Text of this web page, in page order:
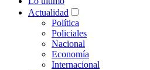
Actualidad
Política
Policiales
Nacional
Economía
Internacional